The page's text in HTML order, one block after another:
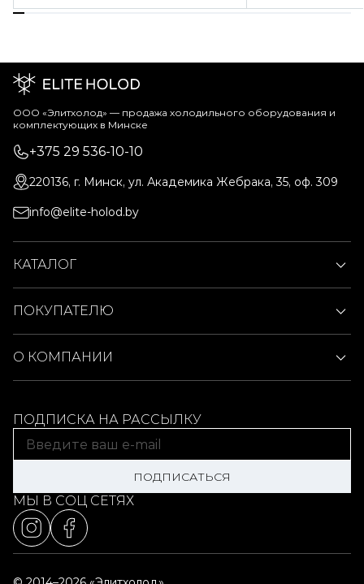
ООО «Элитхолод» ― продажа холодильного оборудования и
комплектующих в Минске
+375 29 536-10-10
220136, г. Минск, ул. Академика Жебрака, 35, оф. 309
info@elite-holod.by
КАТАЛОГ
ПОКУПАТЕЛЮ
О КОМПАНИИ
ПОДПИСКА НА РАССЫЛКУ
ПОДПИСАТЬСЯ
МЫ В СОЦ СЕТЯХ